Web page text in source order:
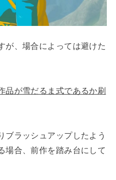
が、場合によっては避けた
品が雪だるま式であるか刷
ブラッシュアップしたよう
場合、前作を踏み台にして